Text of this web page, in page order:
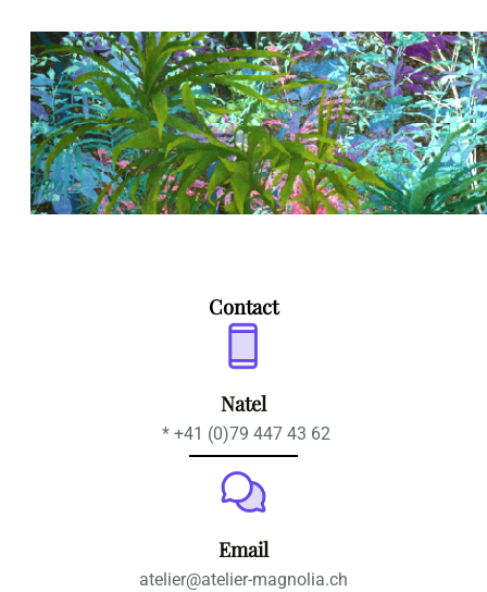
Contact
Natel
* +41 (0)79 447 43 62
Email
atelier@atelier-magnolia.ch